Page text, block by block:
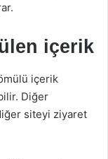
içerik
içerik
Diğer
siteyi ziyaret